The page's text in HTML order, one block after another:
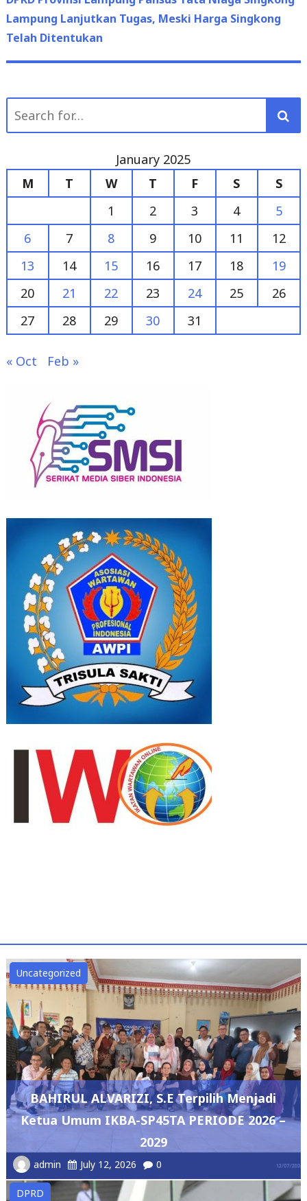
Lampung Lanjutkan Tugas, Meski Harga Singkong
Telah Ditentukan
for:
January 2025
M
T W T F S
S
1
2 3 4
5
6
7 8 9 10 11
12
13
14 15 16 17 18
19
20
21 22 23 24 25
26
27
28 29 30 31
« Oct Feb »
Uncategorized
BAHIRUL ALVARIZI, S.E Terpilih Menjadi
Ketua Umum IKBA-SP45TA PERIODE 2026 –
2029
admin July 12, 2026 0
DPRD